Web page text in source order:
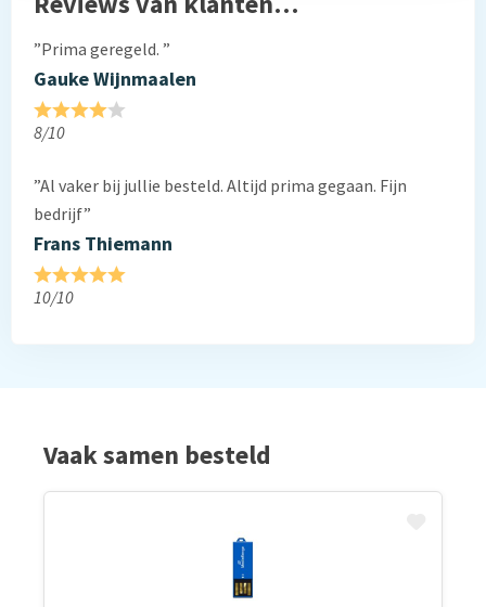
”Prima geregeld. ”
Gauke Wijnmaalen
8/10
”Al vaker bij jullie besteld. Altijd prima gegaan. Fijn
bedrijf”
Frans Thiemann
10/10
Vaak samen besteld